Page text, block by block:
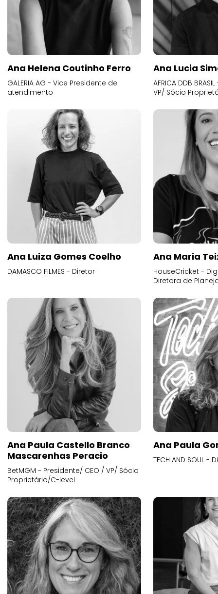
Ana Helena Coutinho Ferro
GALERIA AG - Vice Presidente de
atendimento
Ana Lucia
AFRICA DDB
VP/ Sócio
Ana Luiza Gomes Coelho
DAMASCO FILMES - Diretor
Ana Maria
HouseCricket -
Diretora de
Ana Paula Castello Branco
Mascarenhas Peracio
BetMGM - Presidente/ CEO / VP/ Sócio
Proprietário/C-level
Ana Paula
TECH AND SOUL